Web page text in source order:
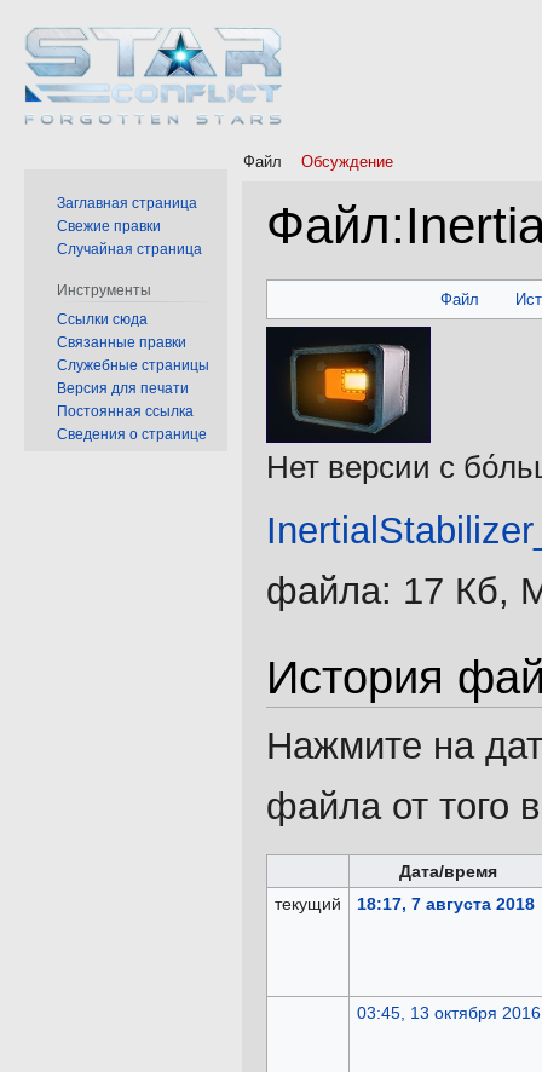
Файл:
к
навигации
к
поиску
Файл
Нет версии с
файла: 17 Кб,
История
Нажмите на
файла от того
Дата/время
текущий
18:17, 7 августа 2018
03:45, 13 октября 2016
Файл Обсуждение
Заглавная страница
Свежие правки
Случайная страница
Инструменты
Ссылки сюда
Связанные правки
Служебные страницы
Версия для печати
Постоянная ссылка
Сведения о странице